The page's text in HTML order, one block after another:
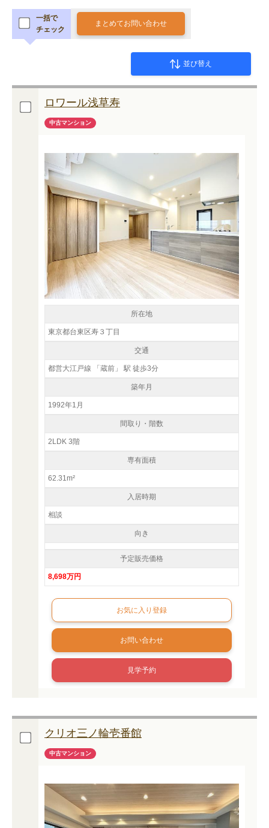
一括で
チェック
まとめてお問い合わせ
並び替え
ロワール浅草寿
中古マンション
所在地
東京都台東区寿３丁目
交通
都営大江戸線 「蔵前」 駅 徒歩3分
築年月
1992年1月
間取り・階数
2LDK 3階
専有面積
62.31m²
入居時期
相談
向き
予定販売価格
8,698万円
お問い合わせ
見学予約
クリオ三ノ輪壱番館
中古マンション